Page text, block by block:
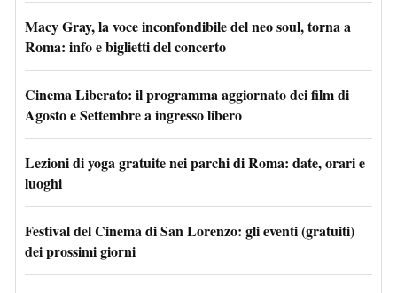
Macy Gray, la voce inconfondibile del neo soul, torna a
Roma: info e biglietti del concerto
Cinema Liberato: il programma aggiornato dei film di
Agosto e Settembre a ingresso libero
Lezioni di yoga gratuite nei parchi di Roma: date, orari e
luoghi
Festival del Cinema di San Lorenzo: gli eventi (gratuiti)
dei prossimi giorni